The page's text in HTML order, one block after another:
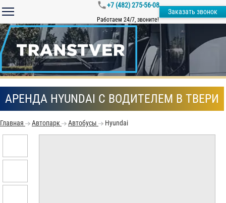
+7 (482) 275-56-08
Работаем 24/7, звоните!
Заказать звонок
АРЕНДА HYUNDAI С ВОДИТЕЛЕМ В ТВЕРИ
Главная Автопарк Автобусы Hyundai